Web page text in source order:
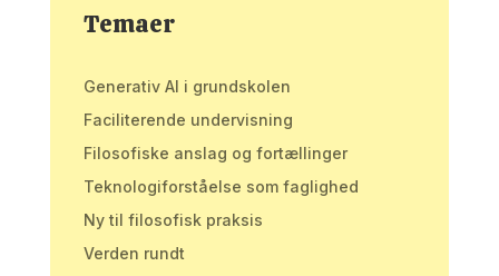
Temaer
Generativ AI i grundskolen
Faciliterende undervisning
Filosofiske anslag og fortællinger
Teknologiforståelse som faglighed
Ny til filosofisk praksis
Verden rundt